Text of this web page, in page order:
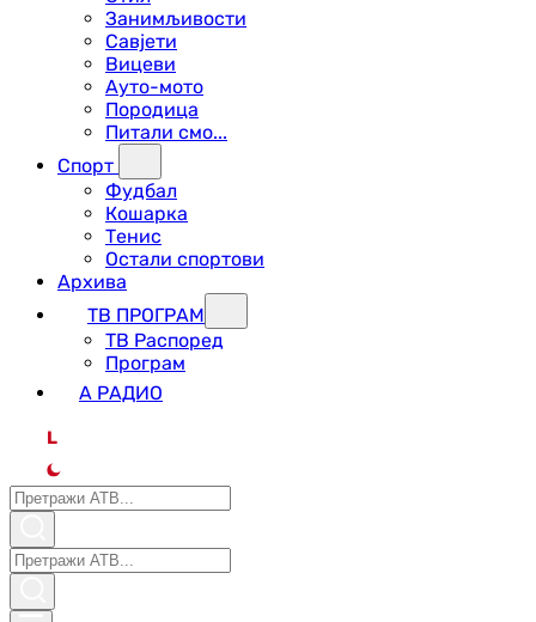
Занимљивости
Савјети
Вицеви
Ауто-мото
Породица
Питали смо...
Спорт
Фудбал
Кошарка
Тенис
Остали спортови
Архива
ТВ ПРОГРАМ
ТВ Распоред
Програм
А РАДИО
L